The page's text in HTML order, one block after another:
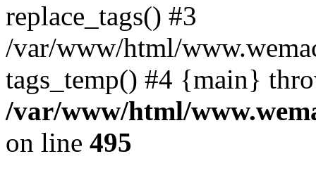
replace_tags() #3
/var/www/html/
tags_temp() #4 {main}
/var/www/html/
on line 495